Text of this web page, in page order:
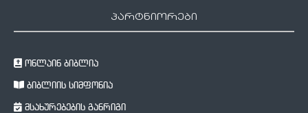
პარტნიორები
ონლაინ ბიბლია
ბიბლიის სიმფონია
მსახურებების განრიგი